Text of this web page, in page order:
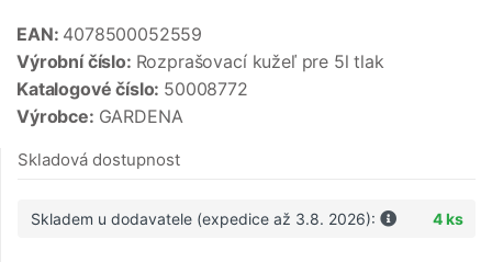
EAN: 4078500052559
Výrobní číslo: Rozprašovací kužeľ pre 5l tlak
Katalogové číslo: 50008772
Výrobce: GARDENA
Skladová dostupnost
Skladem u dodavatele (expedice až 3.8. 2026): 4 ks